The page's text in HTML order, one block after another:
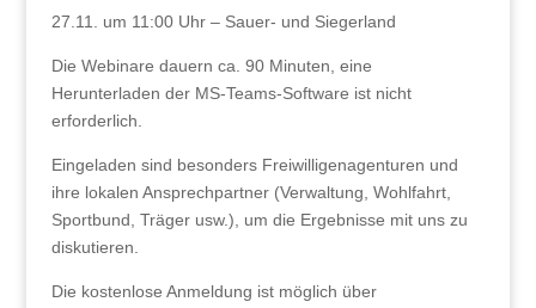
27.11. um 11:00 Uhr – Sauer- und Siegerland
Die Webinare dauern ca. 90 Minuten, eine
Herunterladen der MS-Teams-Software ist nicht
erforderlich.
Eingeladen sind besonders Freiwilligenagenturen und
ihre lokalen Ansprechpartner (Verwaltung, Wohlfahrt,
Sportbund, Träger usw.), um die Ergebnisse mit uns zu
diskutieren.
Die kostenlose Anmeldung ist möglich über